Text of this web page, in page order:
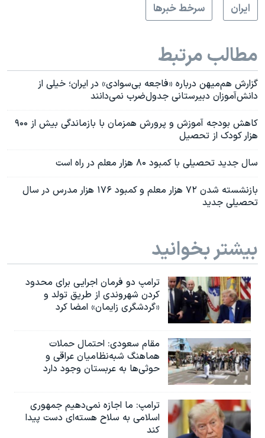
ايران
سرخط خبرها
مطالب مرتبط
گزارش هم‌میهن درباره «فاجعه بی‌سوادی» در ایران؛ خیلی از
دانش‌آموزان دبیرستانی جدول‌ضرب نمی‌دانند
کاهش بودجه آموزش و پرورش همزمان با بازماندگی بیش از ۹۰۰
هزار کودک از تحصیل
سال جدید تحصیلی با کمبود ۸۰ هزار معلم در راه است
بازنشسته شدن ۷۲ هزار معلم و کمبود ۱۷۶ هزار مدرس در سال
تحصیلی جدید
بیشتر بخوانید
ترامپ دو فرمان اجرایی برای محدود
کردن شهروندی از طریق تولد و
«گردشگری زایمان» امضا کرد
مقام سعودی: احتمال حملات
هماهنگ شبه‌نظامیان عراقی و
حوثی‌ها به عربستان وجود دارد
ترامپ: ما اجازه نمی‌دهیم جمهوری
اسلامی به سلاح هسته‌ای دست پیدا
کند